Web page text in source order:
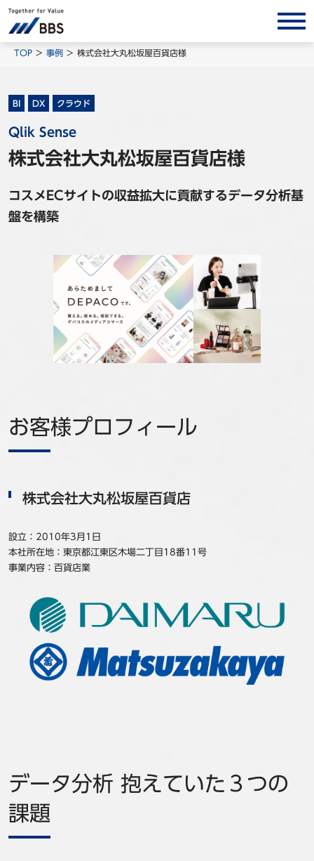
株主・投資家情報 採用情報
サービス/ソリューション
インサイト
ホワイトペーパー
BBS Group News
出版書籍
事例
セミナ−
お問い合わせ
TOP 事例 株式会社大丸松坂屋百貨店様
BI DX クラウド
Qlik Sense
株式会社大丸松坂屋百貨店様
コスメECサイトの収益拡大に貢献するデータ分析基
盤を構築
お客様プロフィール
株式会社大丸松坂屋百貨店
設立：2010年3月1日
本社所在地：東京都江東区木場二丁目18番11号
事業内容：百貨店業
データ分析 抱えていた３つの
課題